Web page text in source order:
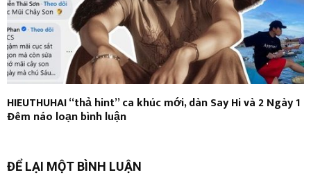
HIEUTHUHAI “thả hint” ca khúc mới, dàn Say Hi và 2 Ngày 1
Đêm náo loạn bình luận
ĐỂ LẠI MỘT BÌNH LUẬN